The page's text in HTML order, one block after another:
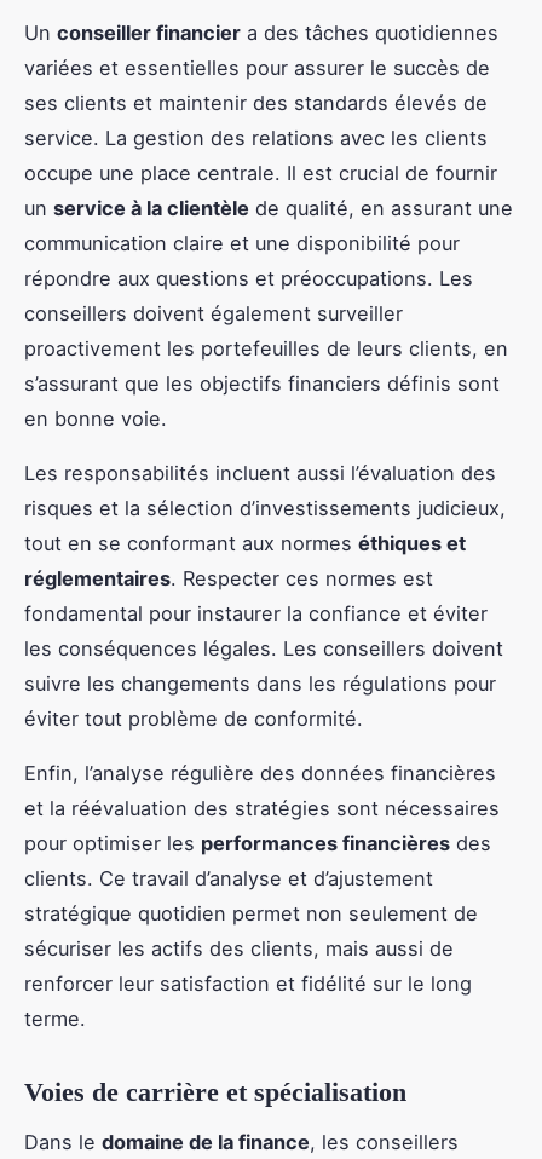
Un conseiller financier a des tâches quotidiennes
variées et essentielles pour assurer le succès de
ses clients et maintenir des standards élevés de
service. La gestion des relations avec les clients
occupe une place centrale. Il est crucial de fournir
un service à la clientèle de qualité, en assurant une
communication claire et une disponibilité pour
répondre aux questions et préoccupations. Les
conseillers doivent également surveiller
proactivement les portefeuilles de leurs clients, en
s’assurant que les objectifs financiers définis sont
en bonne voie.
Les responsabilités incluent aussi l’évaluation des
risques et la sélection d’investissements judicieux,
tout en se conformant aux normes éthiques et
réglementaires. Respecter ces normes est
fondamental pour instaurer la confiance et éviter
les conséquences légales. Les conseillers doivent
suivre les changements dans les régulations pour
éviter tout problème de conformité.
Enfin, l’analyse régulière des données financières
et la réévaluation des stratégies sont nécessaires
pour optimiser les performances financières des
clients. Ce travail d’analyse et d’ajustement
stratégique quotidien permet non seulement de
sécuriser les actifs des clients, mais aussi de
renforcer leur satisfaction et fidélité sur le long
terme.
Voies de carrière et spécialisation
Dans le domaine de la finance, les conseillers